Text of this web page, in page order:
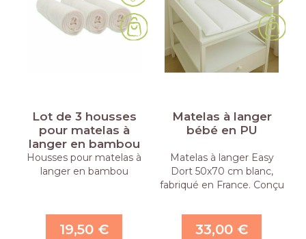
Lot de 3 housses
pour matelas à
langer en bambou
Housses pour matelas à
langer en bambou
19,50 €
Matelas à langer
bébé en PU
Matelas à langer Easy
Dort 50x70 cm blanc,
fabriqué en France. Conçu
33,00 €